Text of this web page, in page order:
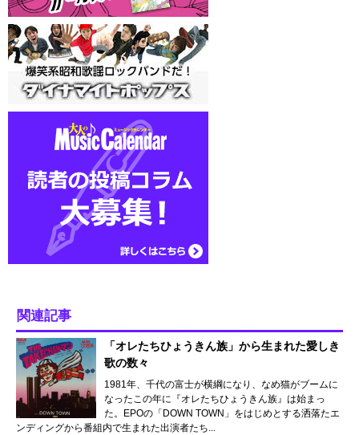
関連記事
「オレたちひょうきん族」から生まれた愛しき
歌の数々
1981年、千代の富士が横綱になり、なめ猫がブームに
なったこの年に『オレたちひょうきん族』は始まっ
た。EPOの「DOWN TOWN」をはじめとする洒落たエ
ンディングから番組内で生まれた出演者たち...